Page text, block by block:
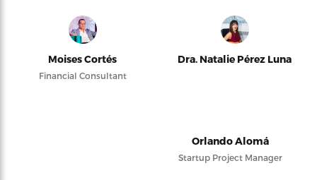
Moises Cortés
Financial Consultant
Dra. Natalie Pérez Luna
Orlando Alomá
Startup Project Manager